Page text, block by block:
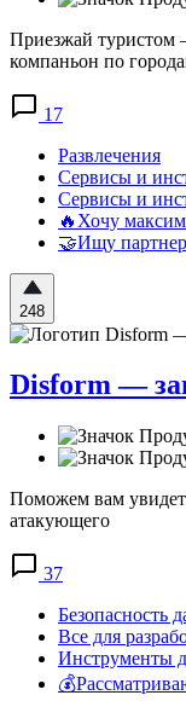
Приезжай туристом
компаньон по
17
Развлечения
Сервисы и
Сервисы и
🔥Хочу
🤝Ищу
248
Disform —
Поможем вам
атакующего
37
Безопасность
Все для
Инструменты